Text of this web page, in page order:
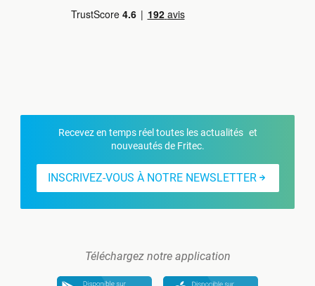
Recevez en temps réel toutes les actualités et
nouveautés de Fritec.
INSCRIVEZ-VOUS À NOTRE NEWSLETTER
Téléchargez notre application